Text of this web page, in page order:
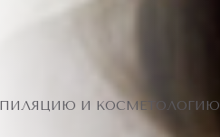
И КОСМЕТОЛОГИЮ